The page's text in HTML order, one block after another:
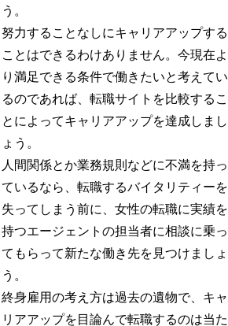
う。
努力することなしにキャリアアップする
ことはできるわけありません。今現在よ
り満足できる条件で働きたいと考えてい
るのであれば、転職サイトを比較するこ
とによってキャリアアップを達成しまし
ょう。
人間関係とか業務規則などに不満を持っ
ているなら、転職するバイタリティーを
失ってしまう前に、女性の転職に実績を
持つエージェントの担当者に相談に乗っ
てもらって新たな働き先を見つけましょ
う。
終身雇用の考え方は過去の遺物で、キャ
リアアップを目論んで転職するのは当た